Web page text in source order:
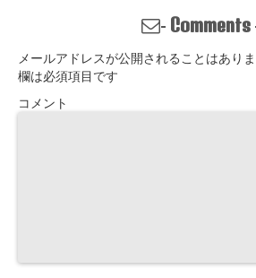
- Comments
メールアドレスが公開されることはありま
欄は必須項目です
コメント